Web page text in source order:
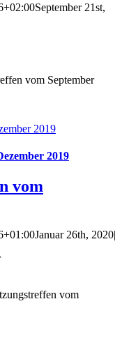
September 21st,
vom September
2019
2019
vom
Januar 26th, 2020|
vom